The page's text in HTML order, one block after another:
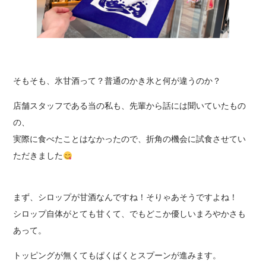
そもそも、氷甘酒って？普通のかき氷と何が違うのか？
店舗スタッフである当の私も、先輩から話には聞いていたもの
の、
実際に食べたことはなかったので、折角の機会に試食させてい
ただきました
まず、シロップが甘酒なんですね！そりゃあそうですよね！
シロップ自体がとても甘くて、でもどこか優しいまろやかさも
あって。
トッピングが無くてもぱくぱくとスプーンが進みます。